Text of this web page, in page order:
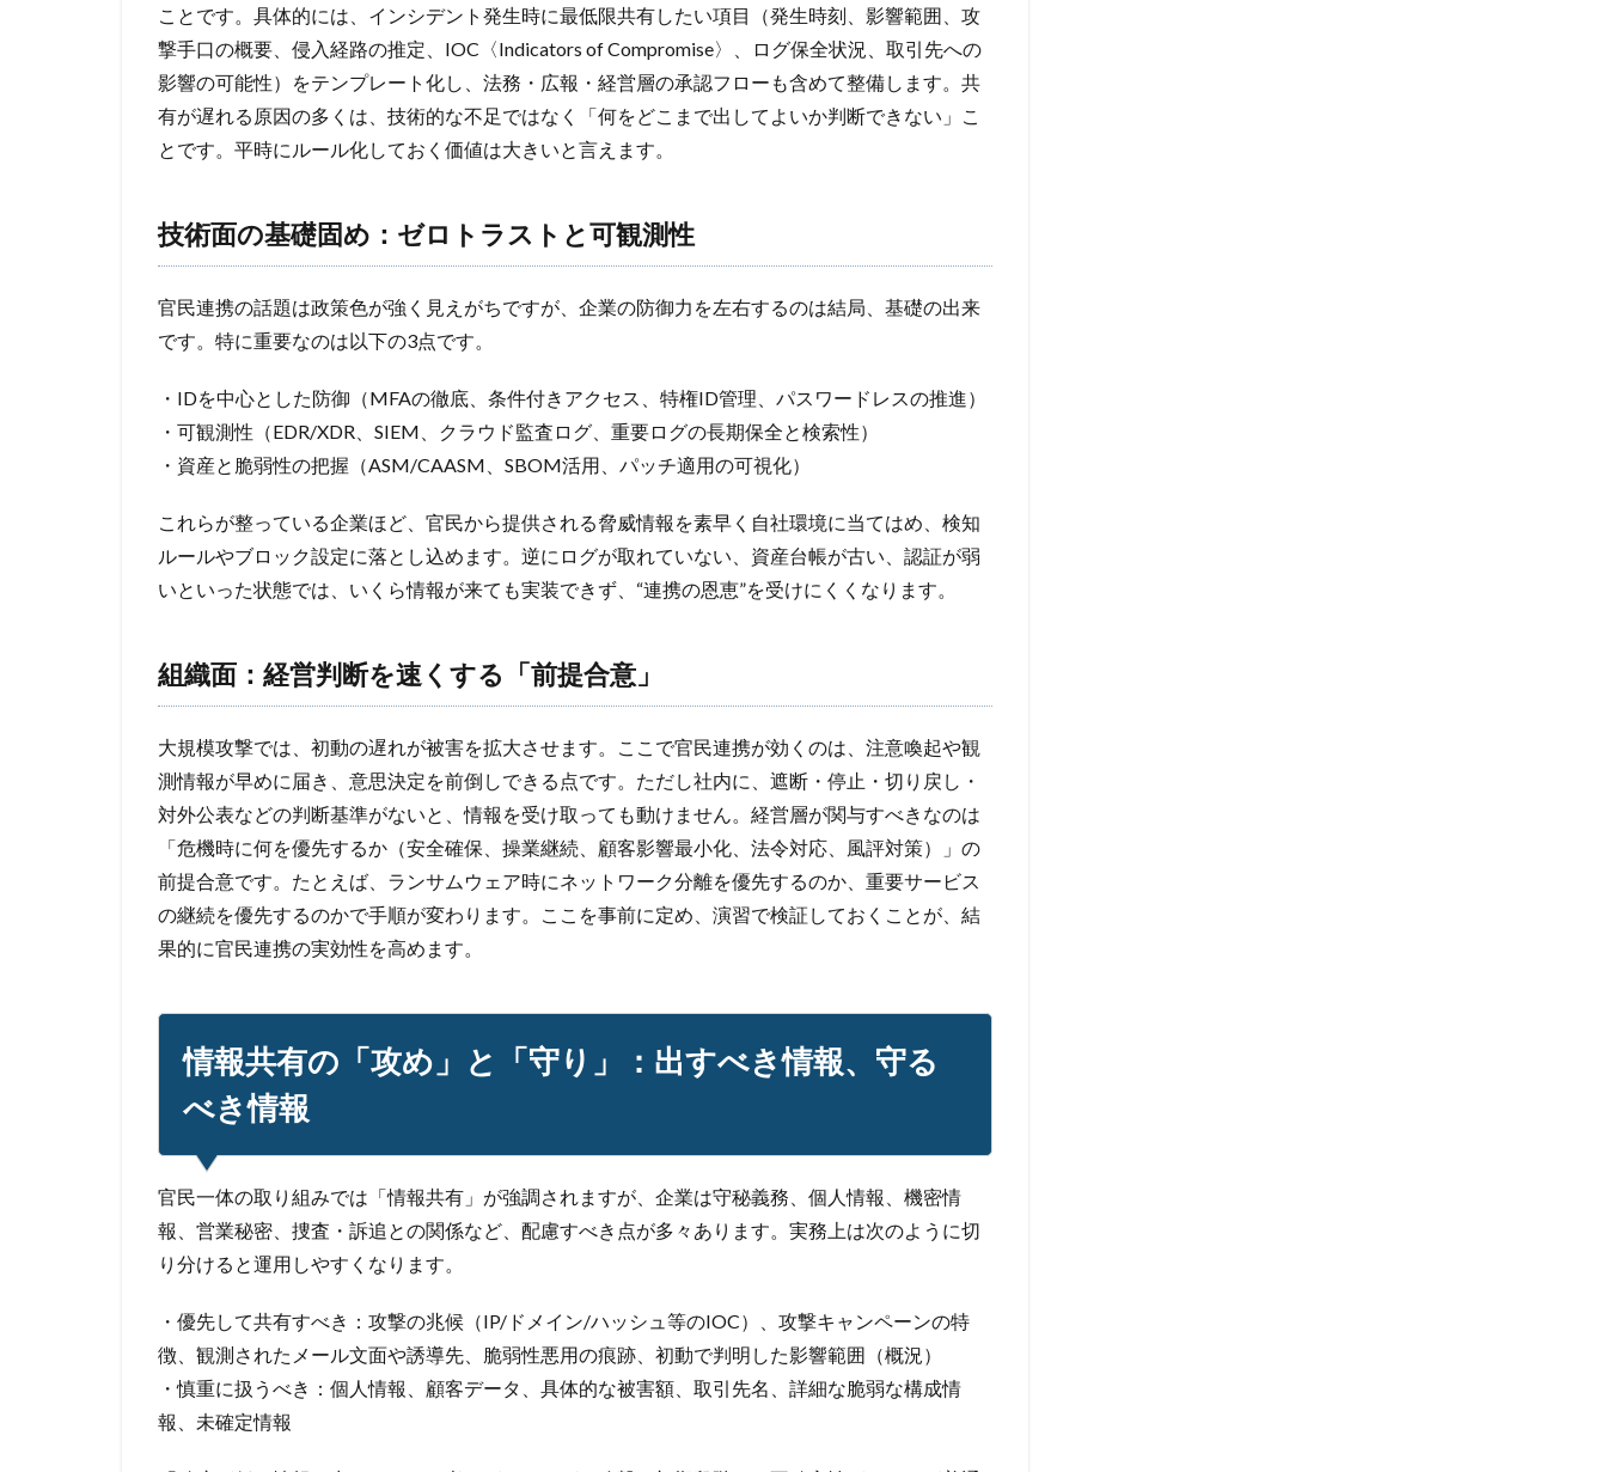
ことです。具体的には、インシデント発生時に最低限共有したい項目（発生時刻、影響範囲、攻
撃手口の概要、侵入経路の推定、IOC〈Indicators of Compromise〉、ログ保全状況、取引先への
影響の可能性）をテンプレート化し、法務・広報・経営層の承認フローも含めて整備します。共
有が遅れる原因の多くは、技術的な不足ではなく「何をどこまで出してよいか判断できない」こ
とです。平時にルール化しておく価値は大きいと言えます。
技術面の基礎固め：ゼロトラストと可観測性
官民連携の話題は政策色が強く見えがちですが、企業の防御力を左右するのは結局、基礎の出来
です。特に重要なのは以下の3点です。
・IDを中心とした防御（MFAの徹底、条件付きアクセス、特権ID管理、パスワードレスの推進）
・可観測性（EDR/XDR、SIEM、クラウド監査ログ、重要ログの長期保全と検索性）
・資産と脆弱性の把握（ASM/CAASM、SBOM活用、パッチ適用の可視化）
これらが整っている企業ほど、官民から提供される脅威情報を素早く自社環境に当てはめ、検知
ルールやブロック設定に落とし込めます。逆にログが取れていない、資産台帳が古い、認証が弱
いといった状態では、いくら情報が来ても実装できず、“連携の恩恵”を受けにくくなります。
組織面：経営判断を速くする「前提合意」
大規模攻撃では、初動の遅れが被害を拡大させます。ここで官民連携が効くのは、注意喚起や観
測情報が早めに届き、意思決定を前倒しできる点です。ただし社内に、遮断・停止・切り戻し・
対外公表などの判断基準がないと、情報を受け取っても動けません。経営層が関与すべきなのは
「危機時に何を優先するか（安全確保、操業継続、顧客影響最小化、法令対応、風評対策）」の
前提合意です。たとえば、ランサムウェア時にネットワーク分離を優先するのか、重要サービス
の継続を優先するのかで手順が変わります。ここを事前に定め、演習で検証しておくことが、結
果的に官民連携の実効性を高めます。
情報共有の「攻め」と「守り」：出すべき情報、守る
べき情報
官民一体の取り組みでは「情報共有」が強調されますが、企業は守秘義務、個人情報、機密情
報、営業秘密、捜査・訴追との関係など、配慮すべき点が多々あります。実務上は次のように切
り分けると運用しやすくなります。
・優先して共有すべき：攻撃の兆候（IP/ドメイン/ハッシュ等のIOC）、攻撃キャンペーンの特
徴、観測されたメール文面や誘導先、脆弱性悪用の痕跡、初動で判明した影響範囲（概況）
・慎重に扱うべき：個人情報、顧客データ、具体的な被害額、取引先名、詳細な脆弱な構成情
報、未確定情報